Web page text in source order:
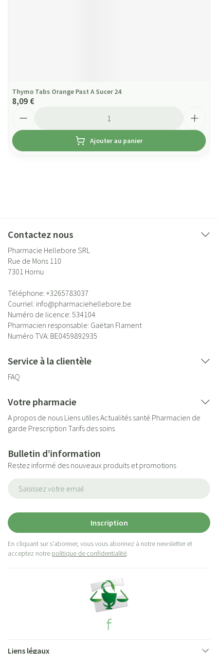
Thymo Tabs Orange Past A Sucer 24
8,09 €
Ajouter au panier
Contactez nous
Pharmacie Hellebore SRL
Rue de Mons 110
7301 Hornu
Téléphone: +3265783037
Courriel: info@pharmaciehellebore.be
Numéro de licence: 534104
Pharmacien responsable: Gaëtan Flament
Numéro TVA: BE0459892935
Service à la clientèle
FAQ
Votre pharmacie
A propos de nous Liens utilesActualités santé Pharmacien de
garde Prescription Tarifs des soins
Bulletin d’information
Restez informé des nouveaux produits et promotions
Inscription
En cliquant sur s'abonner, vous vous abonnez à notre newsletter et
acceptez notre politique de confidentialité.
Liens légaux